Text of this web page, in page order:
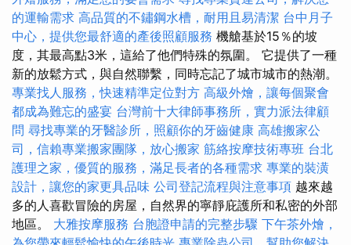
的運輸需求 高品質的不鏽鋼水槽，耐用且易清潔 台中月子
中心，提供您最舒適的產後照顧服務 機艙基於15％的坡
度，其最高點3米，這給了他們特殊的氛圍。 它提供了一種
新的放鬆方式，與自然聯繫，同時忘記了城市城市的熱潮。
專業找人服務，快速精準定位對方 高級外燴，讓每個聚會
都成為難忘的盛宴 台灣前十大律師事務所，實力派法律顧
問 尋找專業的牙醫診所，照顧你的牙齒健康 高雄搬家公
司，信賴專業搬家團隊，放心搬家 筋絡按摩技術專班 台北
護理之家，優質的服務，滿足長者的各種需求 專業的裝潢
設計，讓您的家更具品味 公司登記流程與注意事項 越來越
多的人喜歡冒險的房屋，自然界的寧靜庇護所和私密的外部
地區。 大雅按摩服務 台胞證申請的完整步驟 下午茶外燴，